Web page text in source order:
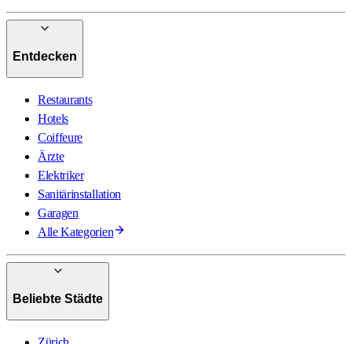
Entdecken
Restaurants
Hotels
Coiffeure
Ärzte
Elektriker
Sanitärinstallation
Garagen
Alle Kategorien
Beliebte Städte